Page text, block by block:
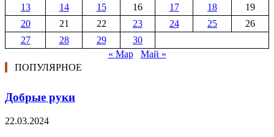
13
14 15 16 17 18
19
20
21 22 23 24 25
26
27
28 29
30
« Мар
Май »
ПОПУЛЯРНОЕ
Добрые руки
22.03.2024